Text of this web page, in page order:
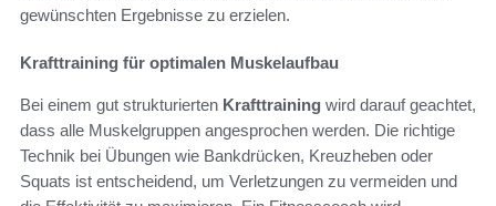
gewünschten Ergebnisse zu erzielen.
Krafttraining für optimalen Muskelaufbau
Bei einem gut strukturierten Krafttraining wird darauf geachtet,
dass alle Muskelgruppen angesprochen werden. Die richtige
Technik bei Übungen wie Bankdrücken, Kreuzheben oder
Squats ist entscheidend, um Verletzungen zu vermeiden und